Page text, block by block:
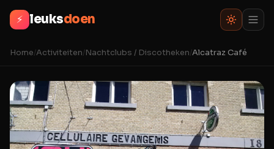
⚡ leuksdoen
Home/Activiteiten/Nachtclubs / Discotheken/Alcatraz Café